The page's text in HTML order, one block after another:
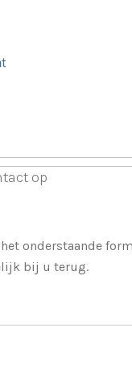
op
onderstaande
bij u terug.